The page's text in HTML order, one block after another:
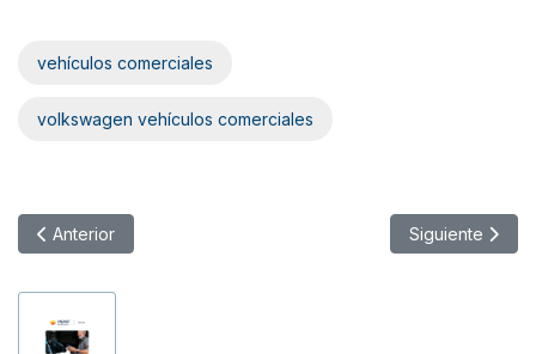
vehículos comerciales
volkswagen vehículos comerciales
Artículo anterior: Polestar ofrece acceso a 650.000
Anterior Artículo
Siguiente